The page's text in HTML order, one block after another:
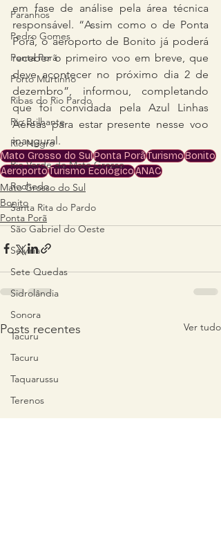
Paranhos
Pedro Gomes
Ponta Porã
Porto Murtinho
Ribas do Rio Pardo
Rio Brilhante
Rio Negro
Rio Verde do Mato Grosso
Rochedo
Santa Rita do Pardo
São Gabriel do Oeste
Selvíria
Sete Quedas
Sidrolândia
Sonora
Tacuru
Tacuru
Taquarussu
Terenos
Três Lagoas
em fase de análise pela área técnica
responsável. “Assim como o de Ponta
Porã, o aeroporto de Bonito já poderá
receber o primeiro voo em breve, que
deve acontecer no próximo dia 2 de
dezembro”, informou, completando
que foi convidada pela Azul Linhas
Aéreas para estar presente nesse voo
inaugural.
Mato Grosso do SulPonta PorãTurismoBonito
AeroportoTurismo EcológicoANAC
Mato Grosso do Sul
Bonito
Ponta Porã
Posts recentes Ver tudo